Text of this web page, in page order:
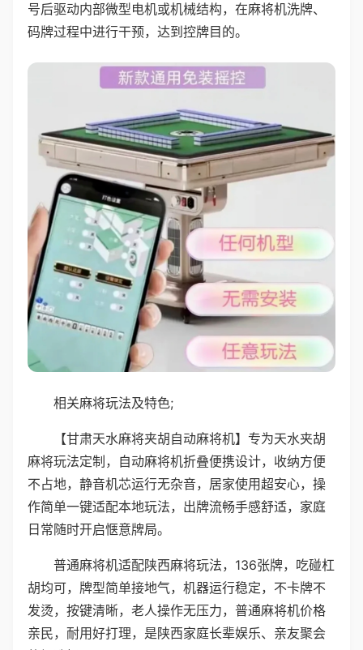
号后驱动内部微型电机或机械结构，在麻将机洗牌、
码牌过程中进行干预，达到控牌目的。
相关麻将玩法及特色;
【甘肃天水麻将夹胡自动麻将机】专为天水夹胡
麻将玩法定制，自动麻将机折叠便携设计，收纳方便
不占地，静音机芯运行无杂音，居家使用超安心，操
作简单一键适配本地玩法，出牌流畅手感舒适，家庭
日常随时开启惬意牌局。
普通麻将机适配陕西麻将玩法，136张牌，吃碰杠
胡均可，牌型简单接地气，机器运行稳定，不卡牌不
发烫，按键清晰，老人操作无压力，普通麻将机价格
亲民，耐用好打理，是陕西家庭长辈娱乐、亲友聚会